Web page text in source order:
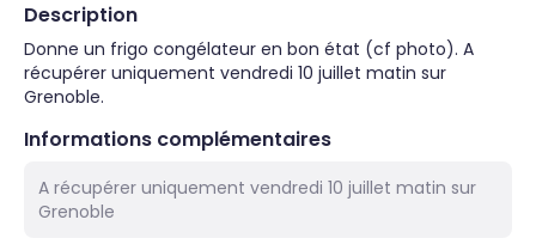
Description
Donne un frigo congélateur en bon état (cf photo). A
récupérer uniquement vendredi 10 juillet matin sur
Grenoble.
Informations complémentaires
A récupérer uniquement vendredi 10 juillet matin sur
Grenoble